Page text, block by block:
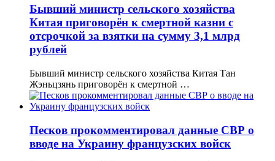
Бывший министр сельского хозяйства
Китая приговорён к смертной казни с
отсрочкой за взятки на сумму 3,1 млрд
рублей
Бывший министр сельского хозяйства Китая Тан
Жэньцзянь приговорён к смертной …
Песков прокомментировал данные СВР о
вводе на Украину французских войск